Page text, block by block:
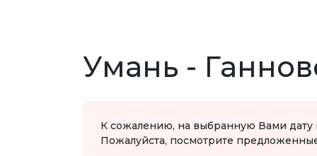
Умань -
К сожалению, на выбранную Вами дату
Пожалуйста, посмотрите